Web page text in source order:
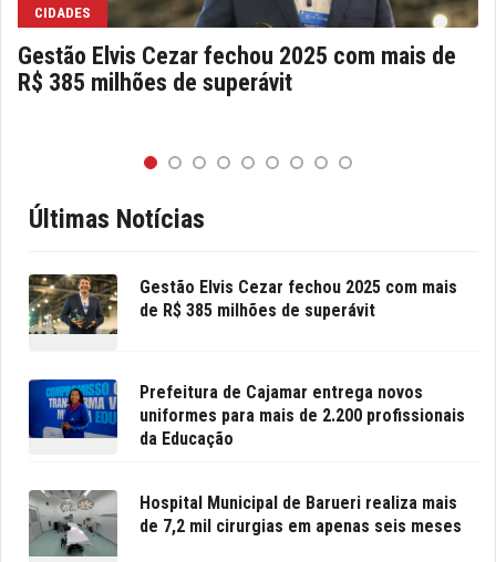
CIDADES
Gestão Elvis Cezar fechou 2025 com mais de
R$ 385 milhões de superávit
Últimas Notícias
Gestão Elvis Cezar fechou 2025 com mais
de R$ 385 milhões de superávit
Prefeitura de Cajamar entrega novos
uniformes para mais de 2.200 profissionais
da Educação
Hospital Municipal de Barueri realiza mais
de 7,2 mil cirurgias em apenas seis meses